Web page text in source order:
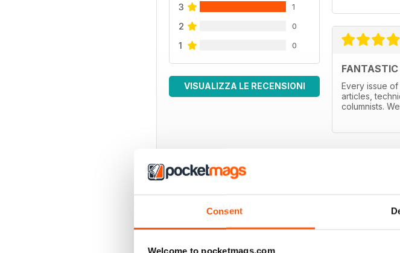
Consent
Welcome to pocketmags.com
3 1
2 0
1 0
VISUALIZZA LE RECENSIONI
Every issue
articles,
columnists.
EDIZIONI INDIETRO